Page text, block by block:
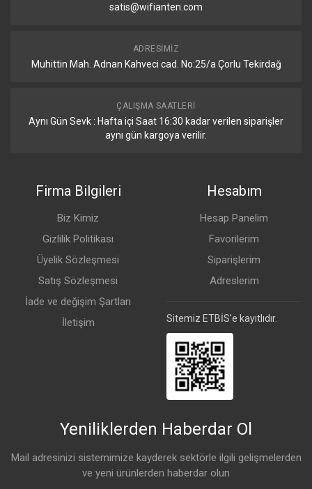
Fiber
1 (2.5 G destekli)
Çevresel Bağlantılar
Detaylar
SIM Kart Yuvası 1 Modem (Nano SIM)
MiniPCI-e Yuvası
USB Portu Sayısı
Var
USB Type-A
1.5 A
Diğer Özellikler
satis@wifianten.com
ADRESIMIZ
Muhittin Mah. Adnan Kahveci cad. No:25/a Çorlu Tekirdağ
ÇALIŞMA SAATLERI
Aynı Gün Sevk : Hafta içi Saat 16:30 kadar verilen siparişler
aynı gün kargoya verilir.
Firma Bilgileri
Biz Kimiz
Gizlilik Politikası
Üyelik Sözleşmesi
Satış Sözleşmesi
İade ve değişim Şartları
İletişim
Hesabım
Hesap Panelim
Favorilerim
Siparişlerim
Adreslerim
Sitemiz ETBİS'e kayıtlıdır.
Yeniliklerden Haberdar Ol
Mail adresinizi sistemimize kayderek sektörle ilgili gelişmelerden
ve yeni ürünlerden haberdar olun